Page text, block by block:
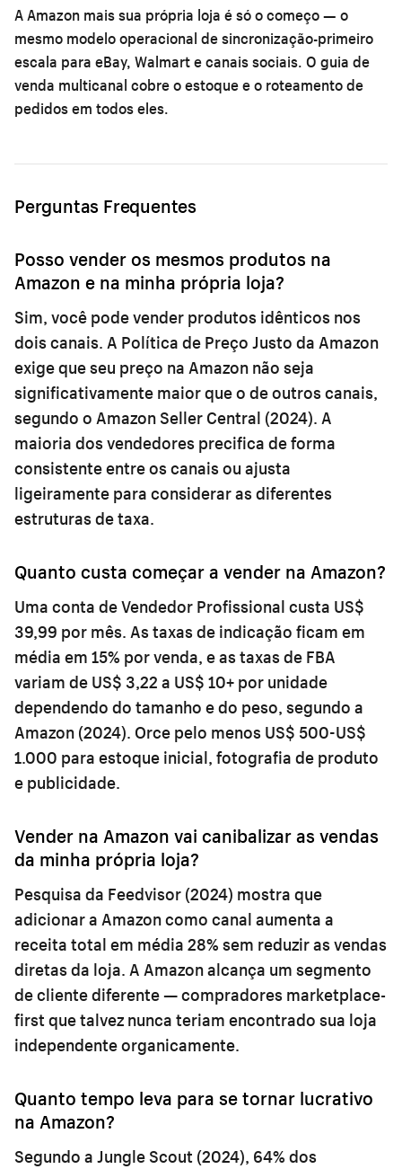
A Amazon mais sua própria loja é só o começo — o
mesmo modelo operacional de sincronização-primeiro
escala para eBay, Walmart e canais sociais. O guia de
venda multicanal cobre o estoque e o roteamento de
pedidos em todos eles.
Perguntas Frequentes
Posso vender os mesmos produtos na
Amazon e na minha própria loja?
Sim, você pode vender produtos idênticos nos
dois canais. A Política de Preço Justo da Amazon
exige que seu preço na Amazon não seja
significativamente maior que o de outros canais,
segundo o Amazon Seller Central (2024). A
maioria dos vendedores precifica de forma
consistente entre os canais ou ajusta
ligeiramente para considerar as diferentes
estruturas de taxa.
Quanto custa começar a vender na Amazon?
Uma conta de Vendedor Profissional custa US$
39,99 por mês. As taxas de indicação ficam em
média em 15% por venda, e as taxas de FBA
variam de US$ 3,22 a US$ 10+ por unidade
dependendo do tamanho e do peso, segundo a
Amazon (2024). Orce pelo menos US$ 500-US$
1.000 para estoque inicial, fotografia de produto
e publicidade.
Vender na Amazon vai canibalizar as vendas
da minha própria loja?
Pesquisa da Feedvisor (2024) mostra que
adicionar a Amazon como canal aumenta a
receita total em média 28% sem reduzir as vendas
diretas da loja. A Amazon alcança um segmento
de cliente diferente — compradores marketplace-
first que talvez nunca teriam encontrado sua loja
independente organicamente.
Quanto tempo leva para se tornar lucrativo
na Amazon?
Segundo a Jungle Scout (2024), 64% dos